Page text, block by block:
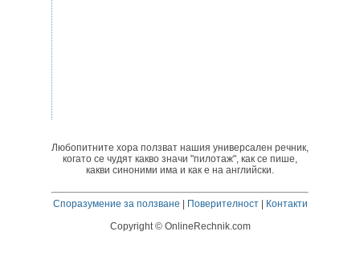
Любопитните хора ползват нашия универсален речник,
когато се чудят какво значи "пилотаж", как се пише,
какви синоними има и как е на английски.
Споразумение за ползване | Поверителност| Контакти
Copyright © OnlineRechnik.com